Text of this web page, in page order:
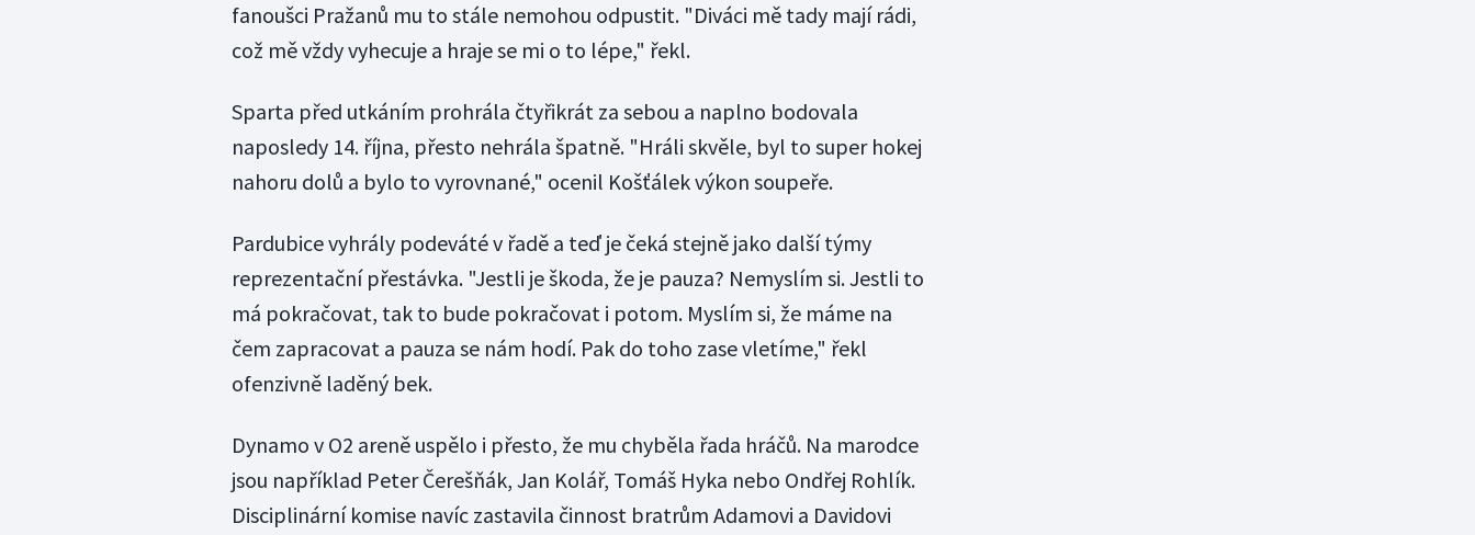
fanoušci Pražanů mu to stále nemohou odpustit. "Diváci mě tady mají rádi,
což mě vždy vyhecuje a hraje se mi o to lépe," řekl.
Sparta před utkáním prohrála čtyřikrát za sebou a naplno bodovala
naposledy 14. října, přesto nehrála špatně. "Hráli skvěle, byl to super hokej
nahoru dolů a bylo to vyrovnané," ocenil Košťálek výkon soupeře.
Pardubice vyhrály podeváté v řadě a teď je čeká stejně jako další týmy
reprezentační přestávka. "Jestli je škoda, že je pauza? Nemyslím si. Jestli to
má pokračovat, tak to bude pokračovat i potom. Myslím si, že máme na
čem zapracovat a pauza se nám hodí. Pak do toho zase vletíme," řekl
ofenzivně laděný bek.
Dynamo v O2 areně uspělo i přesto, že mu chyběla řada hráčů. Na marodce
jsou například Peter Čerešňák, Jan Kolář, Tomáš Hyka nebo Ondřej Rohlík.
Disciplinární komise navíc zastavila činnost bratrům Adamovi a Davidovi